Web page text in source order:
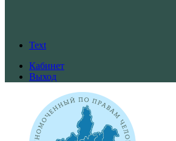
Text
Кабинет
Выход